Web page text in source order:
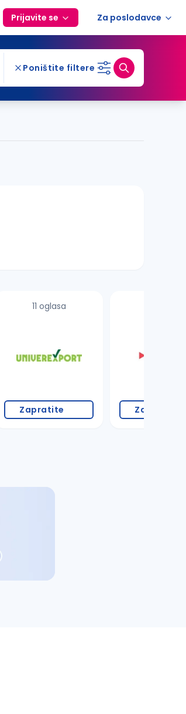
Prijavite se Za poslodavce
Poništite filtere
11 oglasa
Zapratite Zapratite